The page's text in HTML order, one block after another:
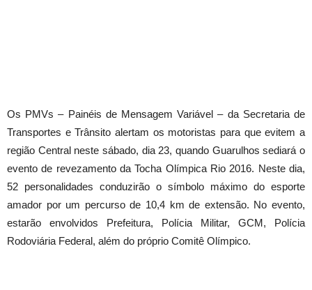
Os PMVs – Painéis de Mensagem Variável – da Secretaria de
Transportes e Trânsito alertam os motoristas para que evitem a
região Central neste sábado, dia 23, quando Guarulhos sediará o
evento de revezamento da Tocha Olímpica Rio 2016. Neste dia,
52 personalidades conduzirão o símbolo máximo do esporte
amador por um percurso de 10,4 km de extensão. No evento,
estarão envolvidos Prefeitura, Polícia Militar, GCM, Polícia
Rodoviária Federal, além do próprio Comitê Olímpico.